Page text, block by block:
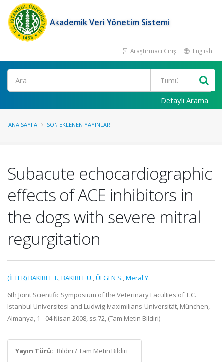
Akademik Veri Yönetim Sistemi
Araştırmacı Girişi English
Ara
Detaylı Arama
ANA SAYFA SON EKLENEN YAYINLAR
Subacute echocardiographic
effects of ACE inhibitors in
the dogs with severe mitral
regurgitation
(İLTER) BAKIREL T.,BAKIREL U.,ÜLGEN S.,Meral Y.
6th Joint Scientific Symposium of the Veterinary Faculties of T.C.
Istanbul Üniversitesi and Ludwig-Maximilians-Universität, München,
Almanya, 1 - 04 Nisan 2008, ss.72, (Tam Metin Bildiri)
Yayın Türü: Bildiri / Tam Metin Bildiri